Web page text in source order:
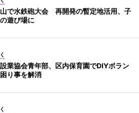
で水鉄砲大会 再開発の暫定地活用、子
遊び場に
業協会青年部、区内保育園でDIYボラン
り事を解消